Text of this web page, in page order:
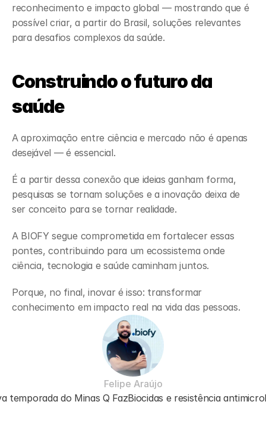
reconhecimento e impacto global — mostrando que é
possível criar, a partir do Brasil, soluções relevantes
para desafios complexos da saúde.
Construindo o futuro da
saúde
A aproximação entre ciência e mercado não é apenas
desejável — é essencial.
É a partir dessa conexão que ideias ganham forma,
pesquisas se tornam soluções e a inovação deixa de
ser conceito para se tornar realidade.
A BIOFY segue comprometida em fortalecer essas
pontes, contribuindo para um ecossistema onde
ciência, tecnologia e saúde caminham juntos.
Porque, no final, inovar é isso: transformar
conhecimento em impacto real na vida das pessoas.
Felipe Araújo
temporada do Minas Q FazBiocidas e resistência